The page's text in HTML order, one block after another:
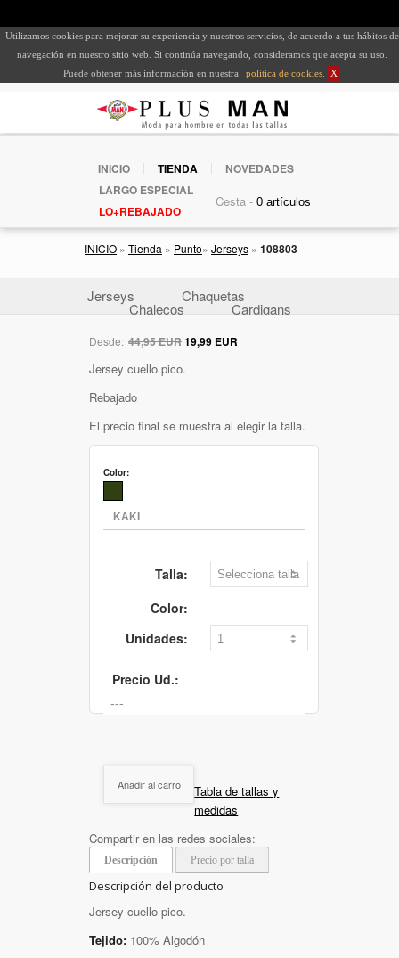
Utilizamos cookies para mejorar su experiencia y nuestros servicios, de acuerdo a tus hábitos de
navegación en nuestro sitio web. Si continúa navegando, consideramos que acepta su uso.
Puede obtener más información en nuestra
política de cookies X
INICIO TIENDA
NOVEDADES
LARGO ESPECIAL
LO+REBAJADO
Cesta -
INICIO » Tienda » Punto» Jerseys » 108803
Jerseys Chaquetas
Chalecos Cardigans
Desde: 44,95 EUR19,99 EUR
Jersey cuello pico.
Rebajado
El precio final se muestra al elegir la talla.
Color:
Talla:
Color:
Unidades:
Precio Ud.:
Añadir al carro
Tabla de tallas y
medidas
Compartir en las redes sociales:
Descripción Precio por talla
Descripción del producto
Jersey cuello pico.
Tejido: 100% Algodón